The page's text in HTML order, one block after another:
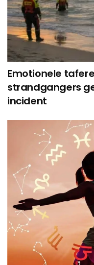
Emotionele
strandgangers
incident